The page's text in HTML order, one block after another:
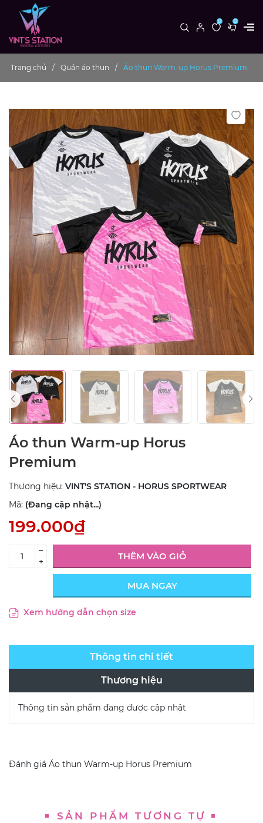
0 0
Trang chủ Quần áo thun Áo thun Warm-up Horus Premium
Áo thun Warm-up Horus
Premium
Thương hiệu: VINT'S STATION - HORUS SPORTWEAR
Mã: (Đang cập nhật...)
199.000₫
–
+
THÊM VÀO GIỎ
MUA NGAY
Xem hướng dẫn chọn size
Thông tin chi tiết
Thương hiệu
Thông tin sản phẩm đang được cập nhật
Đánh giá Áo thun Warm-up Horus Premium
SẢN PHẨM TƯƠNG TỰ